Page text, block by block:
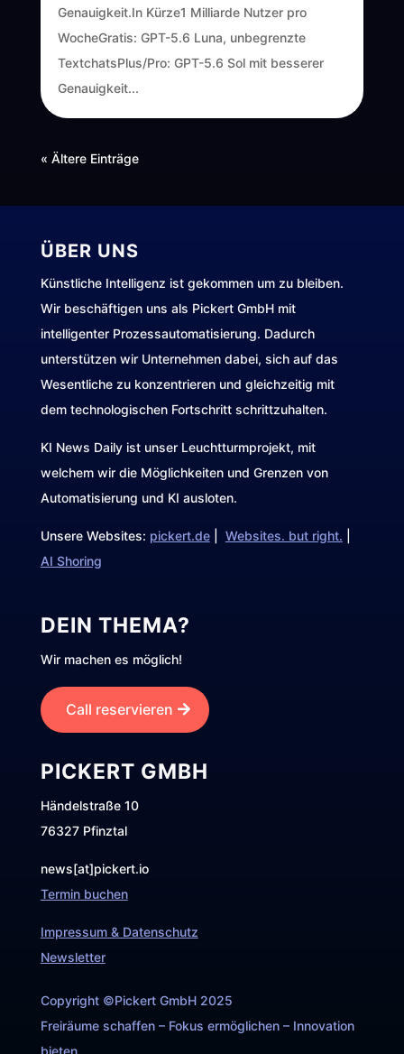
Genauigkeit.In Kürze1 Milliarde Nutzer pro
WocheGratis: GPT-5.6 Luna, unbegrenzte
TextchatsPlus/Pro: GPT-5.6 Sol mit besserer
Genauigkeit...
« Ältere Einträge
ÜBER UNS
Künstliche Intelligenz ist gekommen um zu bleiben.
Wir beschäftigen uns als Pickert GmbH mit
intelligenter Prozessautomatisierung. Dadurch
unterstützen wir Unternehmen dabei, sich auf das
Wesentliche zu konzentrieren und gleichzeitig mit
dem technologischen Fortschritt schrittzuhalten.
KI News Daily ist unser Leuchtturmprojekt, mit
welchem wir die Möglichkeiten und Grenzen von
Automatisierung und KI ausloten.
Unsere Websites: pickert.de| Websites. but right.
AI Shoring
DEIN THEMA?
Wir machen es möglich!
Call reservieren
PICKERT GMBH
Händelstraße 10
76327 Pfinztal
news[at]pickert.io
Termin buchen
Impressum & Datenschutz
Newsletter
Copyright ©Pickert GmbH 2025
Freiräume schaffen – Fokus ermöglichen – Innovation